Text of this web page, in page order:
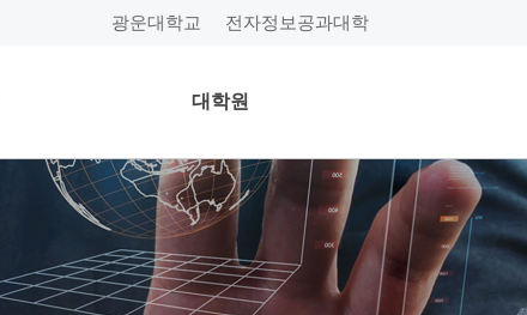
광운대학교 전자정보공과대학
대학원